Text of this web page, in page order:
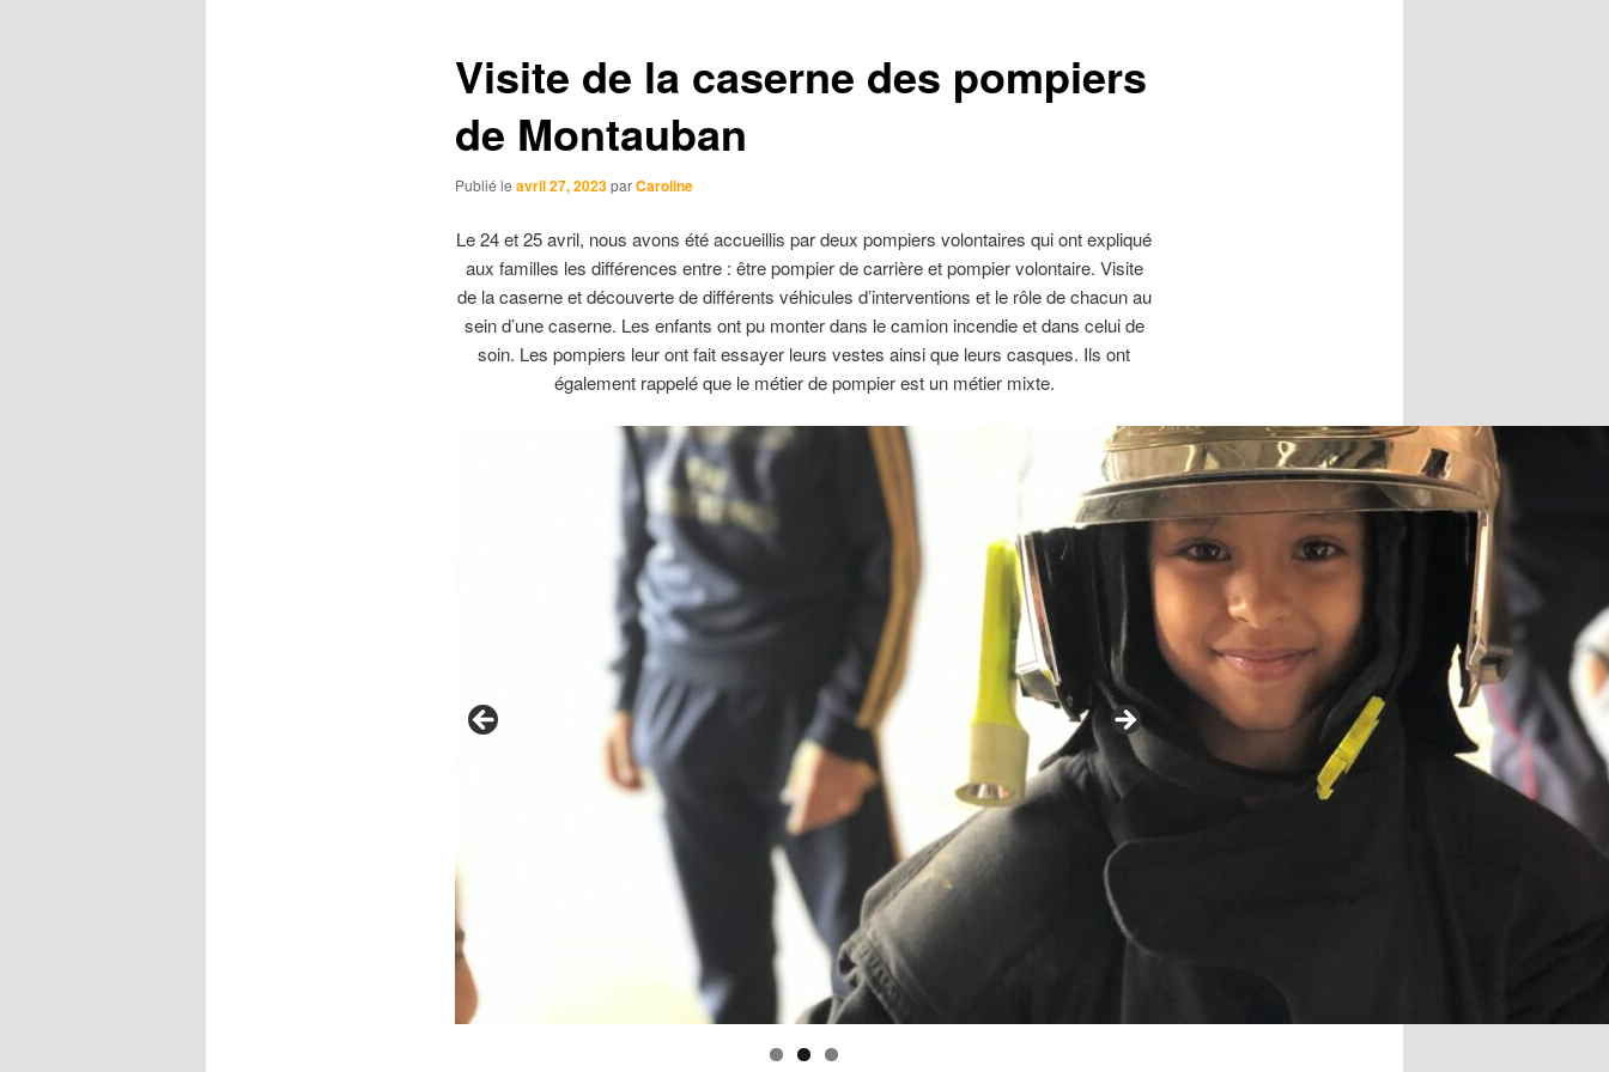
Visite de la caserne des pompiers
de Montauban
Publié le avril 27, 2023parCaroline
Le 24 et 25 avril, nous avons été accueillis par deux pompiers volontaires qui ont expliqué
aux familles les différences entre : être pompier de carrière et pompier volontaire. Visite
de la caserne et découverte de différents véhicules d’interventions et le rôle de chacun au
sein d’une caserne. Les enfants ont pu monter dans le camion incendie et dans celui de
soin. Les pompiers leur ont fait essayer leurs vestes ainsi que leurs casques. Ils ont
également rappelé que le métier de pompier est un métier mixte.